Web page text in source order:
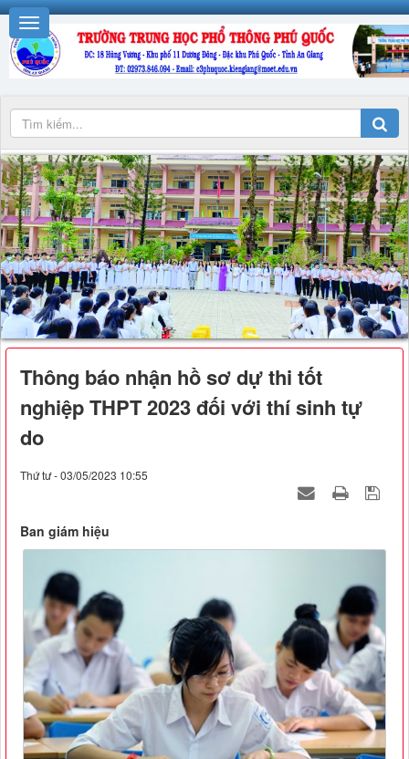
Thông báo nhận hồ sơ dự thi tốt
nghiệp THPT 2023 đối với thí sinh tự
do
Thứ tư - 03/05/2023 10:55
Ban giám hiệu